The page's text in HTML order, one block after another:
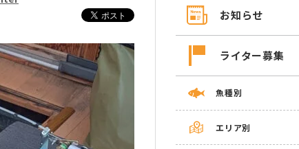
お知らせ
ライター募集
魚種別
エリア別